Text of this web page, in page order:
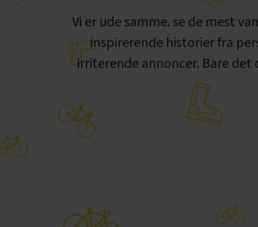
Vi er ude samme. se de mest
inspirerende historier fra
irriterende annoncer. Bare det